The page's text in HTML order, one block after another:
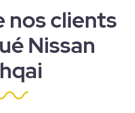
nos clients
Nissan